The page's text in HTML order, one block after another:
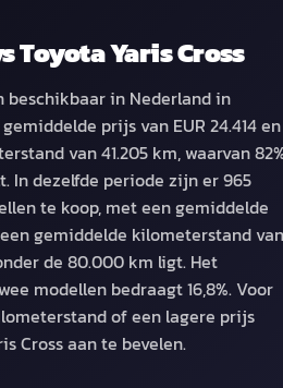
Toyota Yaris Cross
beschikbaar in Nederland in
prijs van EUR 24.414 en
van 41.205 km, waarvan
In dezelfde periode zijn er 965
te koop, met een gemiddelde
gemiddelde kilometerstand van
de 80.000 km ligt. Het
modellen bedraagt 16,8%. Voor
of een lagere prijs
Cross aan te bevelen.